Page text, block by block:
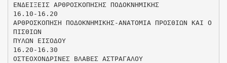
ΕΝΔΕΙΞΕΙΣ ΑΡΘΡΟΣΚΟΠΗΣΗΣ ΠΟΔΟΚΝΗΜΙΚΗΣ
16.10-16.20
ΑΡΘΡΟΣΚΟΠΗΣΗ ΠΟΔΟΚΝΗΜΙΚΗΣ-ΑΝΑΤΟΜΙΑ ΠΡΟΣΘΙΩΝ ΚΑΙ Ο
ΠΙΣΘΙΩΝ
ΠΥΛΩΝ ΕΙΣΟΔΟΥ
16.20-16.30
ΟΣΤΕΟΧΟΝΔΡΙΝΕΣ ΒΛΑΒΕΣ ΑΣΤΡΑΓΑΛΟΥ